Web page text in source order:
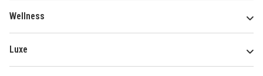
Wellness
Luxe